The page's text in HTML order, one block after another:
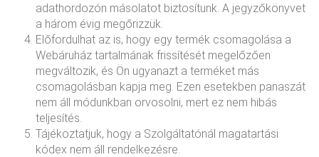
adathordozón másolatot biztosítunk. A jegyzőkönyvet
a három évig megőrizzük.
Előfordulhat az is, hogy egy termék csomagolása a
Webáruház tartalmának frissítését megelőzően
megváltozik, és Ön ugyanazt a terméket más
csomagolásban kapja meg. Ezen esetekben panaszát
nem áll módunkban orvosolni, mert ez nem hibás
teljesítés.
Tájékoztatjuk, hogy a Szolgáltatónál magatartási
kódex nem áll rendelkezésre.